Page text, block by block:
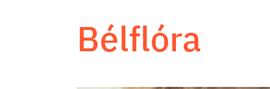
bélflóra